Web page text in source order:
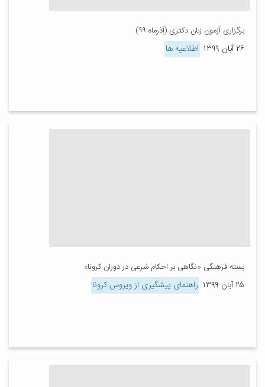
برگزاری آزمون زبان دکتری (آذرماه ۹۹)
۲۶ آبان ۱۳۹۹ اطلاعیه ها
بسته فرهنگی «نگاهی بر احکام شرعی در دوران کرونا»
۲۵ آبان ۱۳۹۹ راهنمای پیشگیری از ویروس کرونا